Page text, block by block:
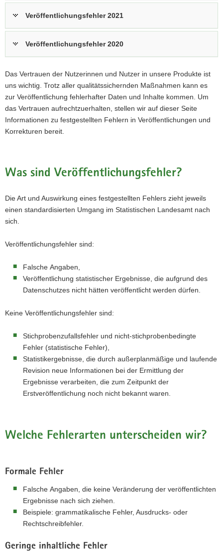
Veröffentlichungsfehler 2021
Veröffentlichungsfehler 2020
Das Vertrauen der Nutzerinnen und Nutzer in unsere Produkte ist
uns wichtig. Trotz aller qualitätssichernden Maßnahmen kann es
zur Veröffentlichung fehlerhafter Daten und Inhalte kommen. Um
das Vertrauen aufrechtzuerhalten, stellen wir auf dieser Seite
Informationen zu festgestellten Fehlern in Veröffentlichungen und
Korrekturen bereit.
Was sind Veröffentlichungsfehler?
Die Art und Auswirkung eines festgestellten Fehlers zieht jeweils
einen standardisierten Umgang im Statistischen Landesamt nach
sich.
Veröffentlichungsfehler sind:
Falsche Angaben,
Veröffentlichung statistischer Ergebnisse, die aufgrund des
Datenschutzes nicht hätten veröffentlicht werden dürfen.
Keine Veröffentlichungsfehler sind:
Stichprobenzufallsfehler und nicht-stichprobenbedingte
Fehler (statistische Fehler),
Statistikergebnisse, die durch außerplanmäßige und laufende
Revision neue Informationen bei der Ermittlung der
Ergebnisse verarbeiten, die zum Zeitpunkt der
Erstveröffentlichung noch nicht bekannt waren.
Welche Fehlerarten unterscheiden wir?
Formale Fehler
Falsche Angaben, die keine Veränderung der veröffentlichten
Ergebnisse nach sich ziehen.
Beispiele: grammatikalische Fehler, Ausdrucks- oder
Rechtschreibfehler.
Geringe inhaltliche Fehler